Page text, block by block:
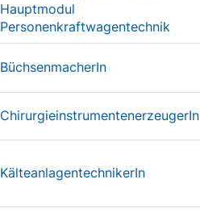
Hauptmodul
Personenkraftwagentechnik
BüchsenmacherIn
ChirurgieinstrumentenerzeugerIn
KälteanlagentechnikerIn